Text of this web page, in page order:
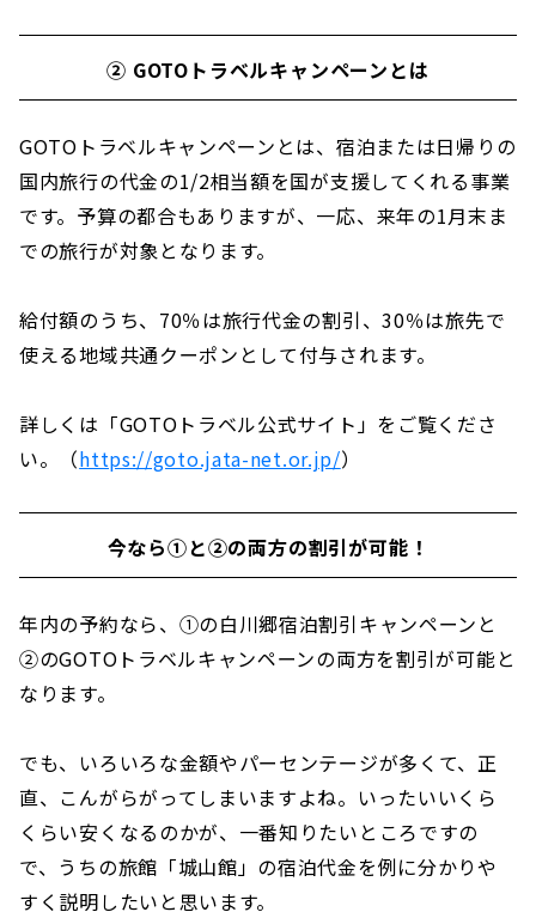
② GOTOトラベルキャンペーンとは
GOTOトラベルキャンペーンとは、宿泊または日帰りの
国内旅行の代金の1/2相当額を国が支援してくれる事業
です。予算の都合もありますが、一応、来年の1月末ま
での旅行が対象となります。
給付額のうち、70％は旅行代金の割引、30％は旅先で
使える地域共通クーポンとして付与されます。
詳しくは「GOTOトラベル公式サイト」をご覧くださ
い。（https://goto.jata-net.or.jp/）
今なら①と②の両方の割引が可能！
年内の予約なら、①の白川郷宿泊割引キャンペーンと
②のGOTOトラベルキャンペーンの両方を割引が可能と
なります。
でも、いろいろな金額やパーセンテージが多くて、正
直、こんがらがってしまいますよね。いったいいくら
くらい安くなるのかが、一番知りたいところですの
で、うちの旅館「城山館」の宿泊代金を例に分かりや
すく説明したいと思います。